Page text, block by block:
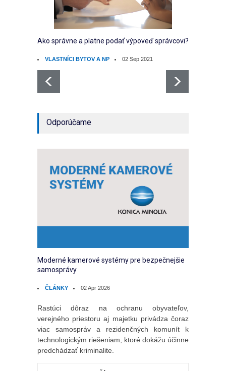
Ako správne a platne podať výpoveď správcovi?
VLASTNÍCI BYTOV A NP 02 Sep 2021
Odporúčame
Moderné kamerové systémy pre bezpečnejšie
samosprávy
ČLÁNKY 02 Apr 2026
Rastúci dôraz na ochranu obyvateľov,
verejného priestoru aj majetku privádza čoraz
viac samospráv a rezidenčných komunít k
technologickým riešeniam, ktoré dokážu účinne
predchádzať kriminalite.